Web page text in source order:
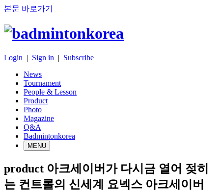
본문 바로가기
Login | Sign in | Subscribe
News
Tournament
People & Lesson
Product
Photo
Magazine
Q&A
Badmintonkorea
MENU
product 아크세이버가 다시금 열어 젖히
는 컨트롤의 신세계 요넥스 아크세이버